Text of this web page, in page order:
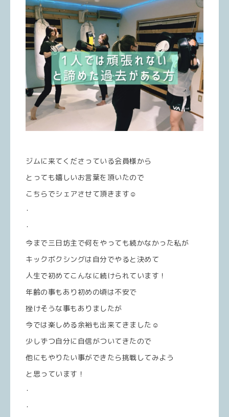
ジムに来てくださっている会員様から
とっても嬉しいお言葉を頂いたので
こちらでシェアさせて頂きます☺️
･
･
今まで三日坊主で何をやっても続かなかった私が
キックボクシングは自分でやると決めて
人生で初めてこんなに続けられています！
年齢の事もあり初めの頃は不安で
挫けそうな事もありましたが
今では楽しめる余裕も出来てきました☺️
少しずつ自分に自信がついてきたので
他にもやりたい事ができたら挑戦してみよう
と思っています！
･
･